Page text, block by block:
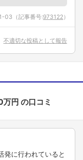
03 （記事番号:973122）
不適切な投稿として報告
円 の口コミ
発に行われていると